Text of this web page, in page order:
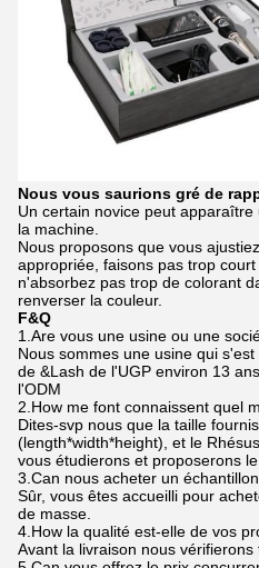
Nous vous saurions gré de
Un certain novice peut
la machine.
Nous proposons que vous
appropriée, faisons pas trop
n'absorbez pas trop de colorant
renverser la couleur.
F&Q
1.Are vous une usine ou une
Nous sommes une usine qui
de &Lash de l'UGP environ 13
l'ODM
2.How me font connaissent quel
Dites-svp nous que la taille
(length*width*height), et le
vous étudierons et proposerons
3.Can nous acheter un
Sûr, vous êtes accueilli pour
de masse.
4.How la qualité est-elle de vos
Avant la livraison nous